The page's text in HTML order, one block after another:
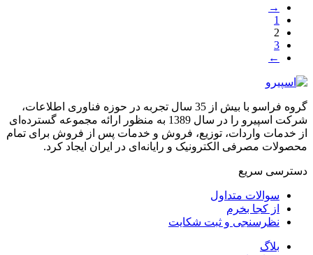
→
1
2
3
←
گروه فراسو با بیش از 35 سال تجربه در حوزه فناوری اطلاعات،
شرکت اسپیرو را در سال 1389 به منظور ارائه مجموعه گسترده‌ای
از خدمات واردات، توزیع، فروش و خدمات پس از فروش برای تمام
محصولات مصرفی الکترونیک و رایانه‌ای در ایران ایجاد کرد.
دسترسی‌ سریع
سوالات متداول
از کجا بخرم
نظرسنجی و ثبت شکایت
بلاگ